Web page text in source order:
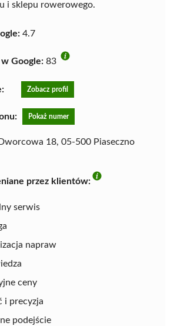
i sklepu rowerowego.
4.7
Google: 83
Zobacz profil
Pokaż numer
Dworcowa 18, 05-500 Piaseczno
przez klientów:
serwis
napraw
ceny
i precyzja
podejście